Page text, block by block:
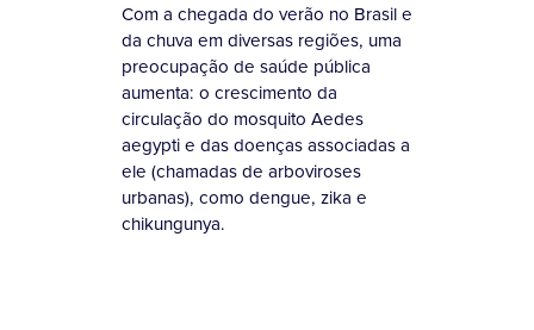
Com a chegada do verão no Brasil e
da chuva em diversas regiões, uma
preocupação de saúde pública
aumenta: o crescimento da
circulação do mosquito Aedes
aegypti e das doenças associadas a
ele (chamadas de arboviroses
urbanas), como dengue, zika e
chikungunya.